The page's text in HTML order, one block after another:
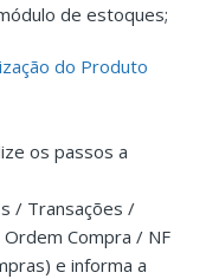
de estoques;
do Produto
os passos a
/ Transações /
Compra / NF
e informa a